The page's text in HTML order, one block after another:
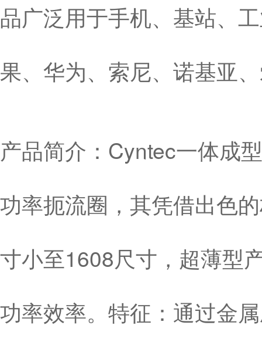
品广泛用于手机、基站、
果、华为、索尼、诺基亚
产品简介：Cyntec一体成
功率扼流圈，其凭借出色
寸小至1608尺寸，超薄型
功率效率。特征：通过金